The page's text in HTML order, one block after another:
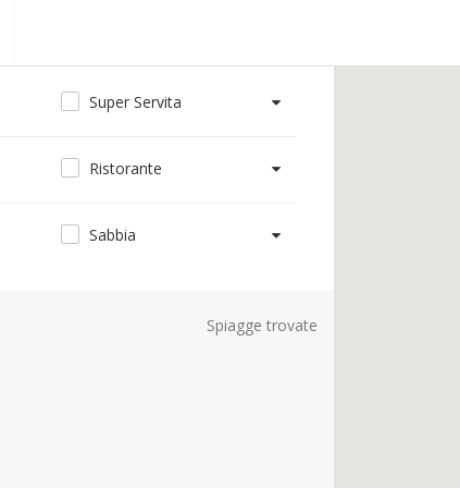
Super Servita
Ristorante
Sabbia
Spiagge trovate